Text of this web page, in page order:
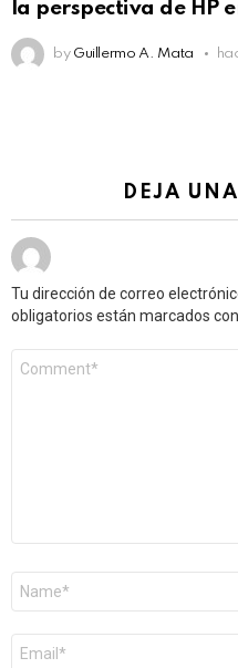
la perspectiva de HP
by Guillermo A. Mata
DEJA
Tu dirección de correo
obligatorios están marcados con
electrónico